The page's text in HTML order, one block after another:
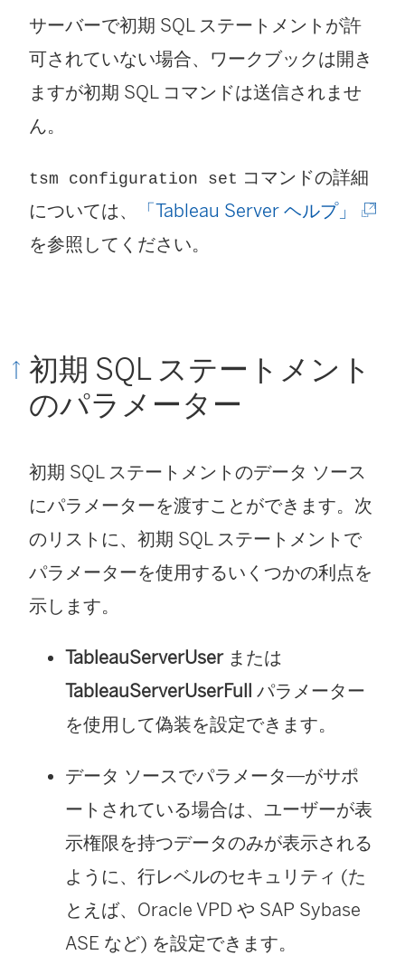
サーバーで初期 SQL ステートメントが許
可されていない場合、ワークブックは開き
ますが初期 SQL コマンドは送信されませ
ん。
tsm configuration set コマンドの詳細
については、
「Tableau Server ヘルプ」
(
ィ
ウ
で
リ
ン
を参照してください。
初期 SQL ステートメント
のパラメーター
初期 SQL ステートメントのデータ ソース
にパラメーターを渡すことができます。次
のリストに、初期 SQL ステートメントで
パラメーターを使用するいくつかの利点を
示します。
TableauServerUserまたは
TableauServerUserFull パラメーター
を使用して偽装を設定できます。
データ ソースでパラメータ―がサポ
ートされている場合は、ユーザーが表
示権限を持つデータのみが表示される
ように、行レベルのセキュリティ (た
とえば、Oracle VPD や SAP Sybase
ASE など) を設定できます。